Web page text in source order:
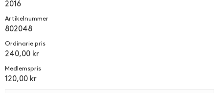
2016
Artikelnummer
802048
Ordinarie pris
240,00 kr
Medlemspris
120,00 kr